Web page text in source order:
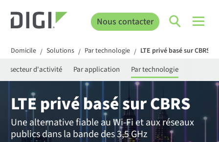
Nous contacter
Domicile / Solutions / Par technologie / LTE privé basé sur CBRS
secteur d'activité Par application Par technologie
LTE privé basé sur CBRS
Une alternative fiable au Wi-Fi et aux réseaux
publics dans la bande des 3,5 GHz